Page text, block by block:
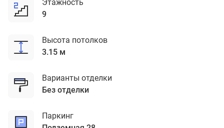
Этажность
9
Высота потолков
3.15 м
Варианты отделки
без отделки
Паркинг